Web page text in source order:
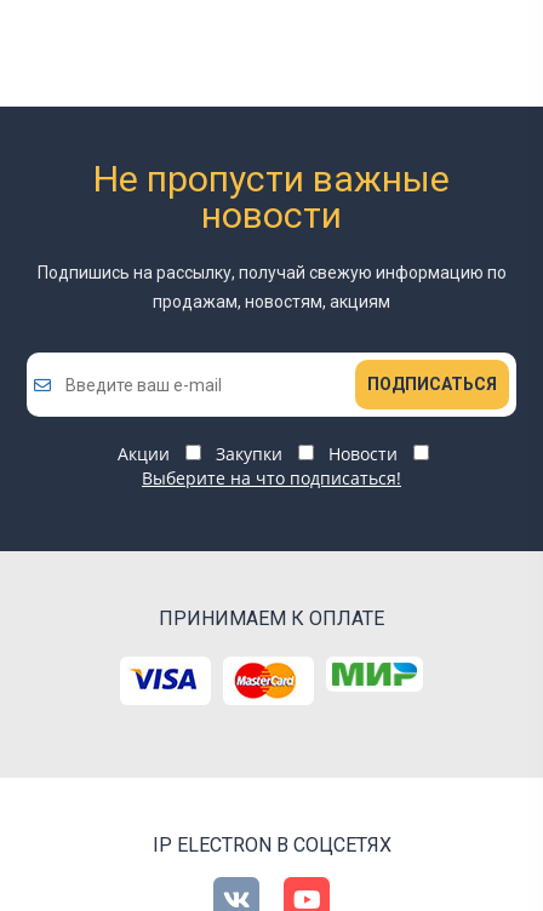
Не пропусти важные
новости
Подпишись на рассылку, получай свежую информацию по
продажам, новостям, акциям
ПОДПИСАТЬСЯ
Акции Закупки
Новости
Выберите на что подписаться!
ПРИНИМАЕМ К ОПЛАТЕ
IP ELECTRON В СОЦСЕТЯХ